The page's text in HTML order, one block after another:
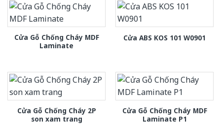
Cửa Gỗ Chống Cháy MDF
Laminate
Cửa ABS KOS 101 W0901
Cửa Gỗ Chống Cháy 2P
son xam trang
Cửa Gỗ Chống Cháy MDF
Laminate P1